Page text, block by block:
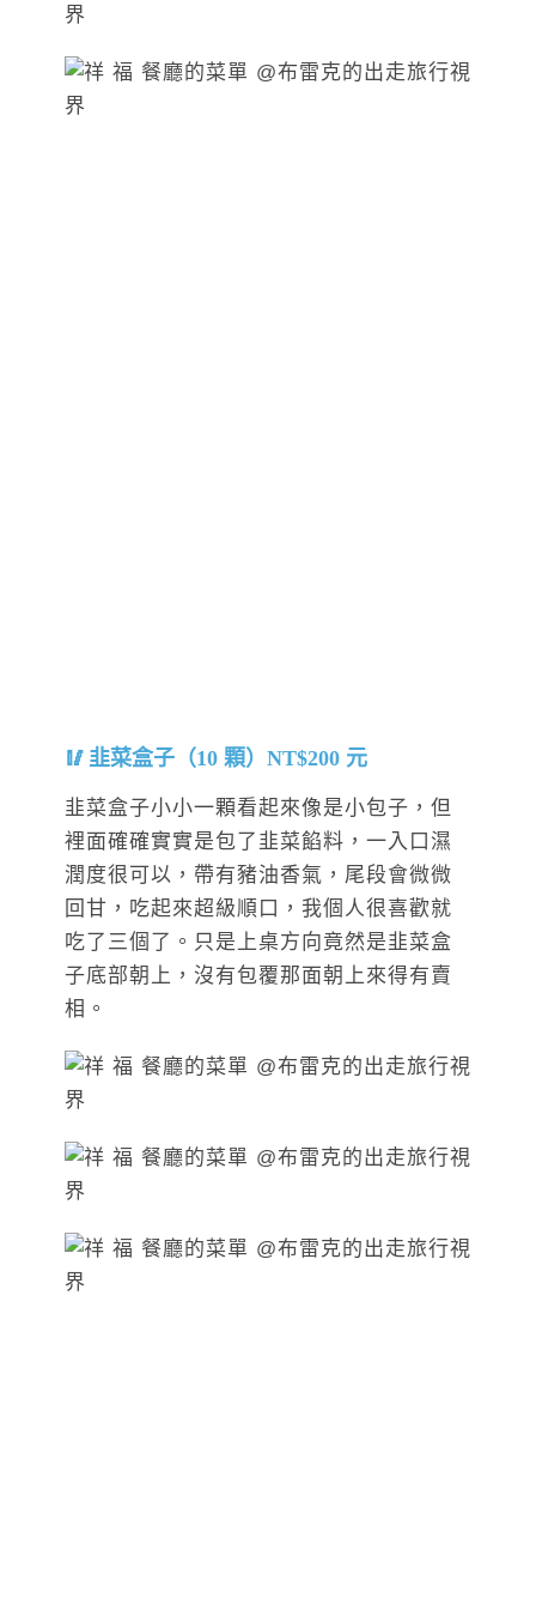
韭菜盒子（10 顆）NT$200 元
韭菜盒子小小一顆看起來像是小包子，但
裡面確確實實是包了韭菜餡料，一入口濕
潤度很可以，帶有豬油香氣，尾段會微微
回甘，吃起來超級順口，我個人很喜歡就
吃了三個了。只是上桌方向竟然是韭菜盒
子底部朝上，沒有包覆那面朝上來得有賣
相。